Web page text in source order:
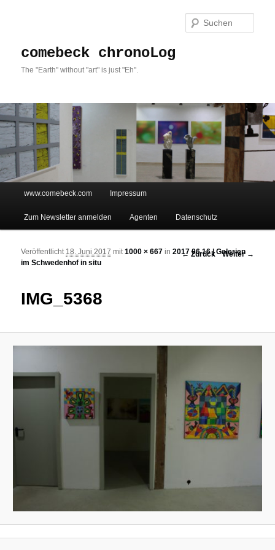
comebeck chronoLog
The "Earth" without "art" is just "Eh".
Zum Inhalt wechseln
Zum sekundären Inhalt wechseln
www.comebeck.com Impressum
Zum Newsletter anmelden Agenten Datenschutz
Bilder-Navigation
← Zurück Weiter →
IMG_5368
Veröffentlicht 18. Juni 2017 mit1000 × 667 in2017 06 16 | Galerien
im Schwedenhof in situ